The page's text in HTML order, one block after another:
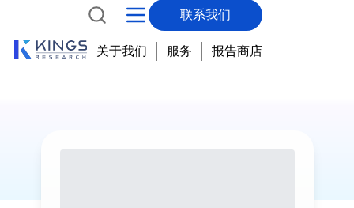
联系我们
关于我们 服务 报告商店